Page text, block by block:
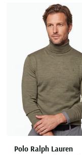
Polo Ralph Lauren